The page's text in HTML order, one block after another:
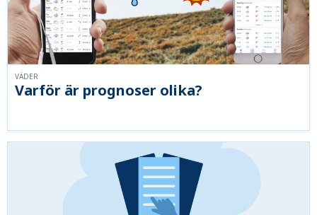
Varför är prognoser olika?
VÄDER